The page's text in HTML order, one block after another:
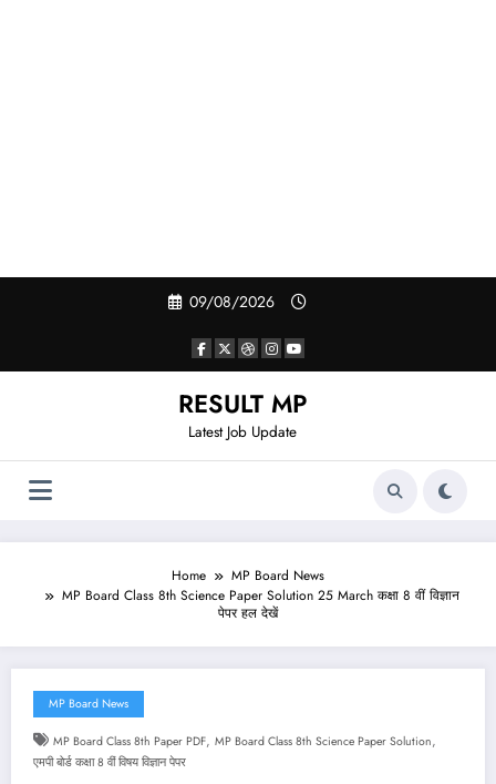
09/08/2026
RESULT MP
Latest Job Update
Home
MP Board News
MP Board Class 8th Science Paper Solution 25 March कक्षा 8 वीं विज्ञान
पेपर हल देखें
MP Board News
MP Board Class 8th Paper PDF, MP Board Class 8th Science Paper Solution,
एमपी बोर्ड कक्षा 8 वीं विषय विज्ञान पेपर